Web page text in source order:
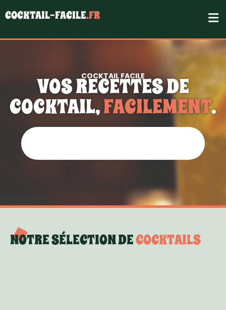
COCKTAIL-FACILE.FR
COCKTAIL FACILE
VOS RECETTES DE
COCKTAIL,FACILEMENT.
NOTRE SÉLECTION DECOCKTAILS